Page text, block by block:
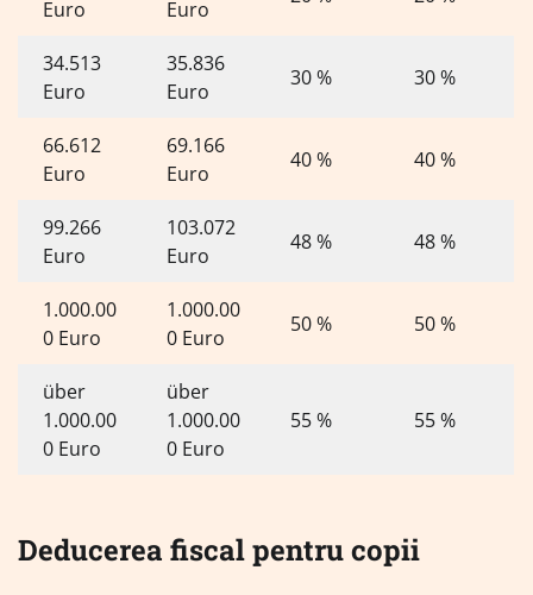
Euro Euro
34.513
Euro
35.836
Euro
30 % 30 %
66.612
Euro
69.166
Euro
40 % 40 %
99.266
Euro
103.072
Euro
48 % 48 %
1.000.00
0 Euro
1.000.00
0 Euro
50 % 50 %
über
1.000.00
0 Euro
über
1.000.00
0 Euro
55 % 55 %
Deducerea fiscal pentru copii